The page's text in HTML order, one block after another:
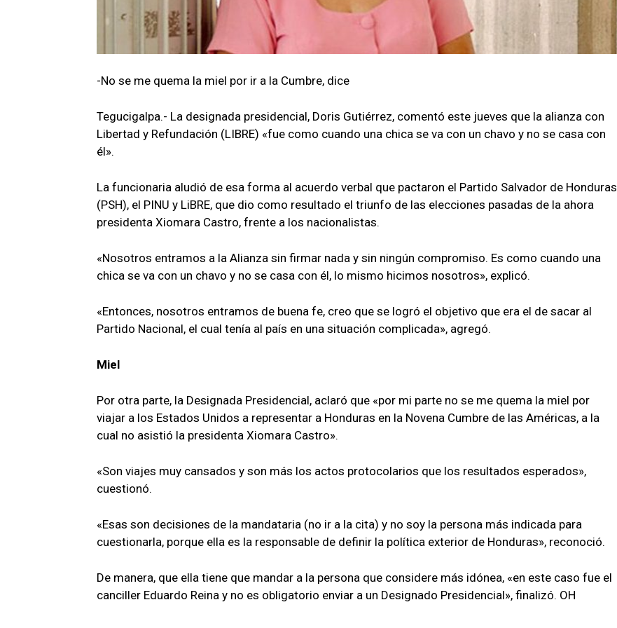
-No se me quema la miel por ir a la Cumbre, dice
Tegucigalpa.- La designada presidencial, Doris Gutiérrez, comentó este jueves que la alianza con
Libertad y Refundación (LIBRE) «fue como cuando una chica se va con un chavo y no se casa con
él».
La funcionaria aludió de esa forma al acuerdo verbal que pactaron el Partido Salvador de Honduras
(PSH), el PINU y LiBRE, que dio como resultado el triunfo de las elecciones pasadas de la ahora
presidenta Xiomara Castro, frente a los nacionalistas.
«Nosotros entramos a la Alianza sin firmar nada y sin ningún compromiso. Es como cuando una
chica se va con un chavo y no se casa con él, lo mismo hicimos nosotros», explicó.
«Entonces, nosotros entramos de buena fe, creo que se logró el objetivo que era el de sacar al
Partido Nacional, el cual tenía al país en una situación complicada», agregó.
Miel
Por otra parte, la Designada Presidencial, aclaró que «por mi parte no se me quema la miel por
viajar a los Estados Unidos a representar a Honduras en la Novena Cumbre de las Américas, a la
cual no asistió la presidenta Xiomara Castro».
«Son viajes muy cansados y son más los actos protocolarios que los resultados esperados»,
cuestionó.
«Esas son decisiones de la mandataria (no ir a la cita) y no soy la persona más indicada para
cuestionarla, porque ella es la responsable de definir la política exterior de Honduras», reconoció.
De manera, que ella tiene que mandar a la persona que considere más idónea, «en este caso fue el
canciller Eduardo Reina y no es obligatorio enviar a un Designado Presidencial», finalizó. OH